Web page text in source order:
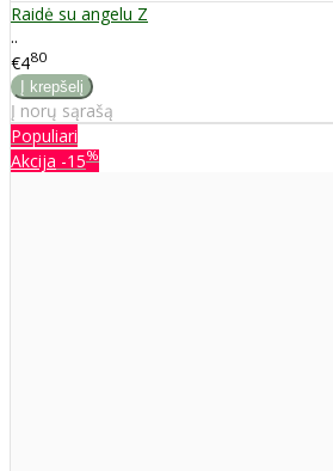
Raidė su angelu Z
..
€480
Į norų sąrašą
Populiari
Akcija -15%